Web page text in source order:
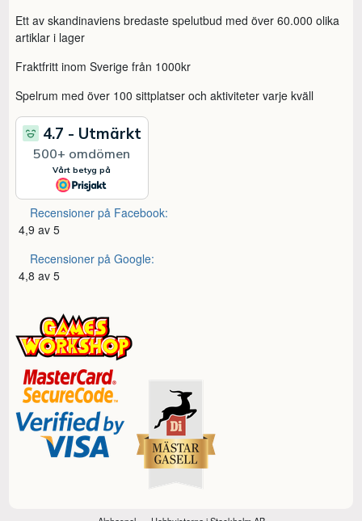
Ett av skandinaviens bredaste spelutbud med över 60.000 olika
artiklar i lager
Fraktfritt inom Sverige från 1000kr
Spelrum med över 100 sittplatser och aktiviteter varje kväll
Recensioner på Facebook:
4,9 av 5
Recensioner på Google:
4,8 av 5